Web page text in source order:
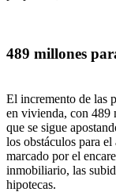
489 millones
El incremento de las
en vivienda, con 489
que se sigue
los obstáculos para
marcado por el
inmobiliario, las
hipotecas.